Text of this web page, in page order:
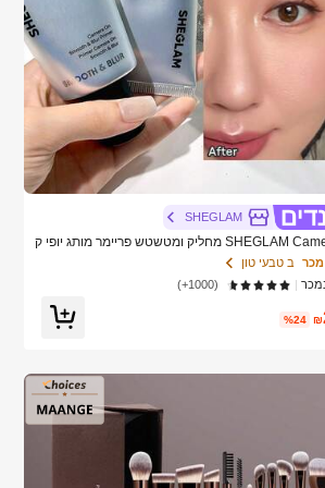
SHEGLAM
SHEGLAM Camera On מחליק ומטשטש פריימר מותג יופי ק
איפור לנשים ולנערות
ב טבעי טון
(1000+)
₪
%24